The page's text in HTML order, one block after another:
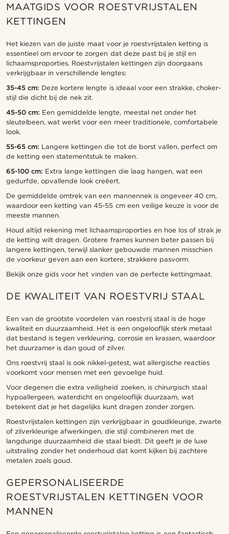
MAATGIDS VOOR ROESTVRIJSTALEN
KETTINGEN
Het kiezen van de juiste maat voor je roestvrijstalen ketting is
essentieel om ervoor te zorgen dat deze past bij je stijl en
lichaamsproporties. Roestvrijstalen kettingen zijn doorgaans
verkrijgbaar in verschillende lengtes:
35-45 cm: Deze kortere lengte is ideaal voor een strakke, choker-
stijl die dicht bij de nek zit.
45-50 cm: Een gemiddelde lengte, meestal net onder het
sleutelbeen, wat werkt voor een meer traditionele, comfortabele
look.
55-65 cm: Langere kettingen die tot de borst vallen, perfect om
de ketting een statementstuk te maken.
65-100 cm: Extra lange kettingen die laag hangen, wat een
gedurfde, opvallende look creëert.
De gemiddelde omtrek van een mannennek is ongeveer 40 cm,
waardoor een ketting van 45-55 cm een veilige keuze is voor de
meeste mannen.
Houd altijd rekening met lichaamsproporties en hoe los of strak je
de ketting wilt dragen. Grotere frames kunnen beter passen bij
langere kettingen, terwijl slanker gebouwde mannen misschien
de voorkeur geven aan een kortere, strakkere pasvorm.
Bekijk onze gids voor het vinden van de perfecte kettingmaat.
DE KWALITEIT VAN ROESTVRIJ STAAL
Een van de grootste voordelen van roestvrij staal is de hoge
kwaliteit en duurzaamheid. Het is een ongelooflijk sterk metaal
dat bestand is tegen verkleuring, corrosie en krassen, waardoor
het duurzamer is dan goud of zilver.
Ons roestvrij staal is ook nikkel-getest, wat allergische reacties
voorkomt voor mensen met een gevoelige huid.
Voor degenen die extra veiligheid zoeken, is chirurgisch staal
hypoallergeen, waterdicht en ongelooflijk duurzaam, wat
betekent dat je het dagelijks kunt dragen zonder zorgen.
Roestvrijstalen kettingen zijn verkrijgbaar in goudkleurige, zwarte
of zilverkleurige afwerkingen, die stijl combineren met de
langdurige duurzaamheid die staal biedt. Dit geeft je de luxe
uitstraling zonder het onderhoud dat komt kijken bij zachtere
metalen zoals goud.
GEPERSONALISEERDE
ROESTVRIJSTALEN KETTINGEN VOOR
MANNEN